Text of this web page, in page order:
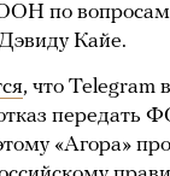
по
Кайе.
, что Telegram
передать
«Агора»